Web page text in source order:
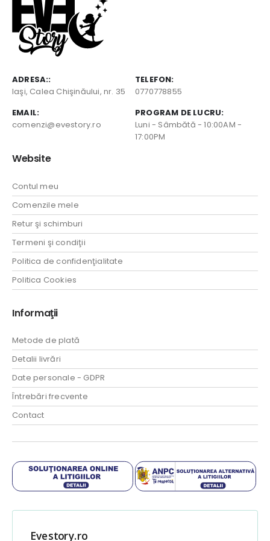
ADRESA::
Iaşi, Calea Chişinăului, nr. 35
TELEFON:
0770778855
EMAIL:
comenzi@evestory.ro
PROGRAM DE LUCRU:
Luni - Sâmbătă - 10:00AM -
17:00PM
Website
Contul meu
Comenzile mele
Retur şi schimburi
Termeni şi condiţii
Politica de confidenţialitate
Politica Cookies
Informaţii
Metode de plată
Detalii livrări
Date personale - GDPR
Întrebări frecvente
Contact
Evestory.ro